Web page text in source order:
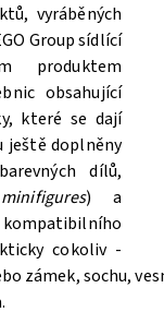
vyráběných
Group sídlící
produktem
obsahující
které se dají
ještě doplněny
dílů,
minifigures) a
cokoliv -
zámek, sochu,